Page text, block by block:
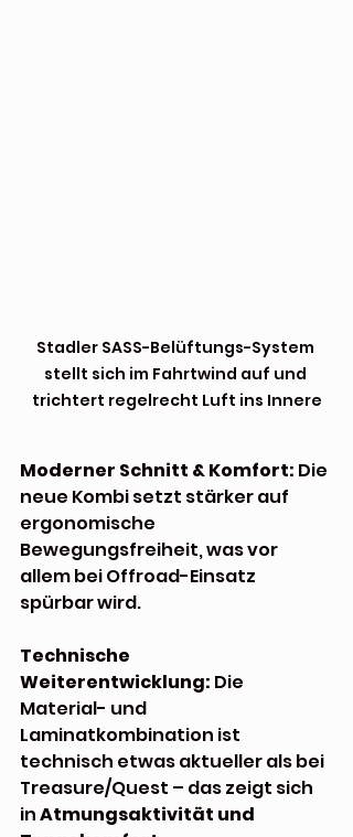
Stadler SASS-Belüftungs-System
stellt sich im Fahrtwind auf und
trichtert regelrecht Luft ins Innere
Moderner Schnitt & Komfort: Die
neue Kombi setzt stärker auf
ergonomische
Bewegungsfreiheit, was vor
allem bei Offroad-Einsatz
spürbar wird.
Technische
Weiterentwicklung: Die
Material- und
Laminatkombination ist
technisch etwas aktueller als bei
Treasure/Quest – das zeigt sich
in Atmungsaktivität und